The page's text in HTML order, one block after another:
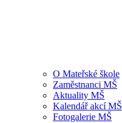
O Mateřské škole
Zaměstnanci MŠ
Aktuality MŠ
Kalendář akcí MŠ
Fotogalerie MŠ